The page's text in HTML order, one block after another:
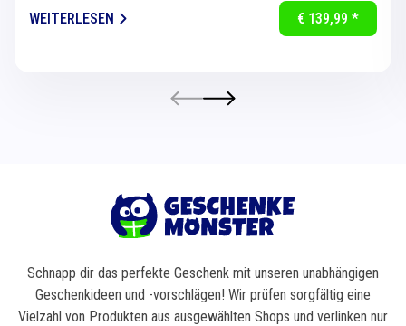
WEITERLESEN
€ 139,99 *
Schnapp dir das perfekte Geschenk mit unseren unabhängigen
Geschenkideen und -vorschlägen! Wir prüfen sorgfältig eine
Vielzahl von Produkten aus ausgewählten Shops und verlinken nur